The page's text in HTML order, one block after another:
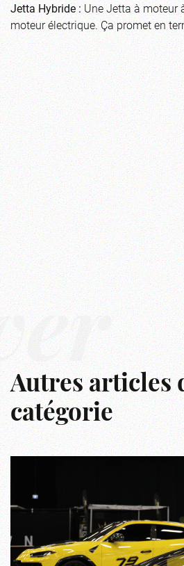
Jetta Hybride :Une Jetta à moteur
moteur électrique. Ça promet en
Autres articles
catégorie